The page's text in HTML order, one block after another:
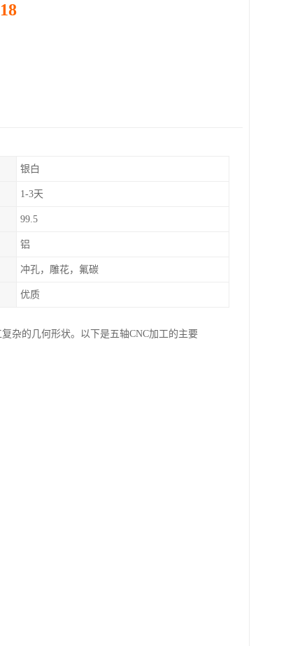
银白
1-3天
99.5
铝
冲孔，雕花，氟碳
优质
杂的几何形状。以下是五轴CNC加工的主要